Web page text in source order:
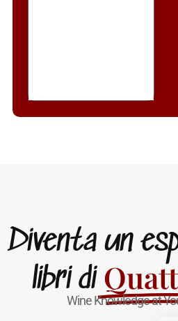
Diventa un
libri di
Wine Knowledge at